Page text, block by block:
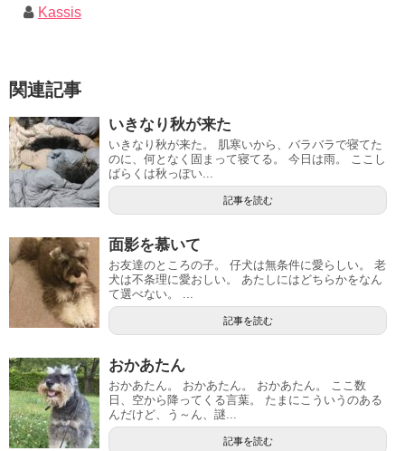
Kassis
関連記事
いきなり秋が来た
いきなり秋が来た。 肌寒いから、バラバラで寝てた
のに、何となく固まって寝てる。 今日は雨。 ここし
ばらくは秋っぽい...
記事を読む
面影を慕いて
お友達のところの子。 仔犬は無条件に愛らしい。 老
犬は不条理に愛おしい。 あたしにはどちらかをなん
て選べない。 ...
記事を読む
おかあたん
おかあたん。 おかあたん。 おかあたん。 ここ数
日、空から降ってくる言葉。 たまにこういうのある
んだけど、う～ん、謎...
記事を読む